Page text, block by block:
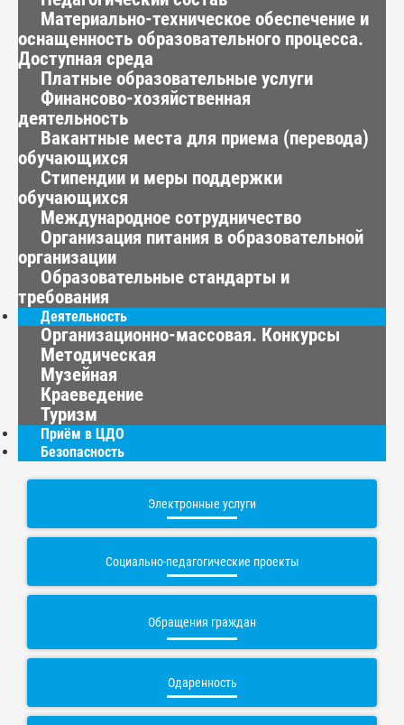
Материально-техническое обеспечение и
оснащенность образовательного процесса.
Доступная среда
Платные образовательные услуги
Финансово-хозяйственная
деятельность
Вакантные места для приема (перевода)
обучающихся
Стипендии и меры поддержки
обучающихся
Международное сотрудничество
Организация питания в образовательной
организации
Образовательные стандарты и
требования
Деятельность
Организационно-массовая. Конкурсы
Методическая
Музейная
Краеведение
Туризм
Приём в ЦДО
Безопасность
Электронные услуги
Социально-педагогические проекты
Обращения граждан
Одаренность